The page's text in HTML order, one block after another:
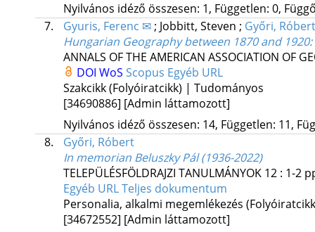
Nyilvános idéző összesen: 1, Független: 0,
7.
Gyuris, Ferenc ✉; Jobbitt, Steven ; Győri, Róbert
Hungarian Geography between 1870 and
ANNALS OF THE AMERICAN ASSOCIATION OF
DOI WoS Scopus Egyéb URL
Szakcikk (Folyóiratcikk) | Tudományos
[34690886] [Admin láttamozott]
Nyilvános idéző összesen: 14, Független: 11,
8.
Győri, Róbert
In memorian Beluszky Pál (1936-2022)
TELEPÜLÉSFÖLDRAJZI TANULMÁNYOK 12: 1-2
Egyéb URLTeljes dokumentum
Personalia, alkalmi megemlékezés
[34672552] [Admin láttamozott]